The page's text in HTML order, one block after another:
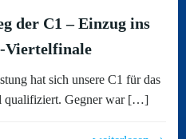
der C1 – Einzug ins
Viertelfinale
hat sich unsere C1 für das
qualifiziert. Gegner war […]